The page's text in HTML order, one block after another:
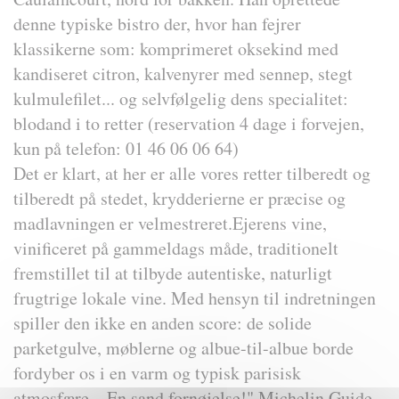
denne typiske bistro der, hvor han fejrer
klassikerne som: komprimeret oksekind med
kandiseret citron, kalvenyrer med sennep, stegt
kulmulefilet... og selvfølgelig dens specialitet:
blodand i to retter (reservation 4 dage i forvejen,
kun på telefon: 01 46 06 06 64)
Det er klart, at her er alle vores retter tilberedt og
tilberedt på stedet, krydderierne er præcise og
madlavningen er velmestreret.Ejerens vine,
vinificeret på gammeldags måde, traditionelt
fremstillet til at tilbyde autentiske, naturligt
frugtrige lokale vine. Med hensyn til indretningen
spiller den ikke en anden score: de solide
parketgulve, møblerne og albue-til-albue borde
fordyber os i en varm og typisk parisisk